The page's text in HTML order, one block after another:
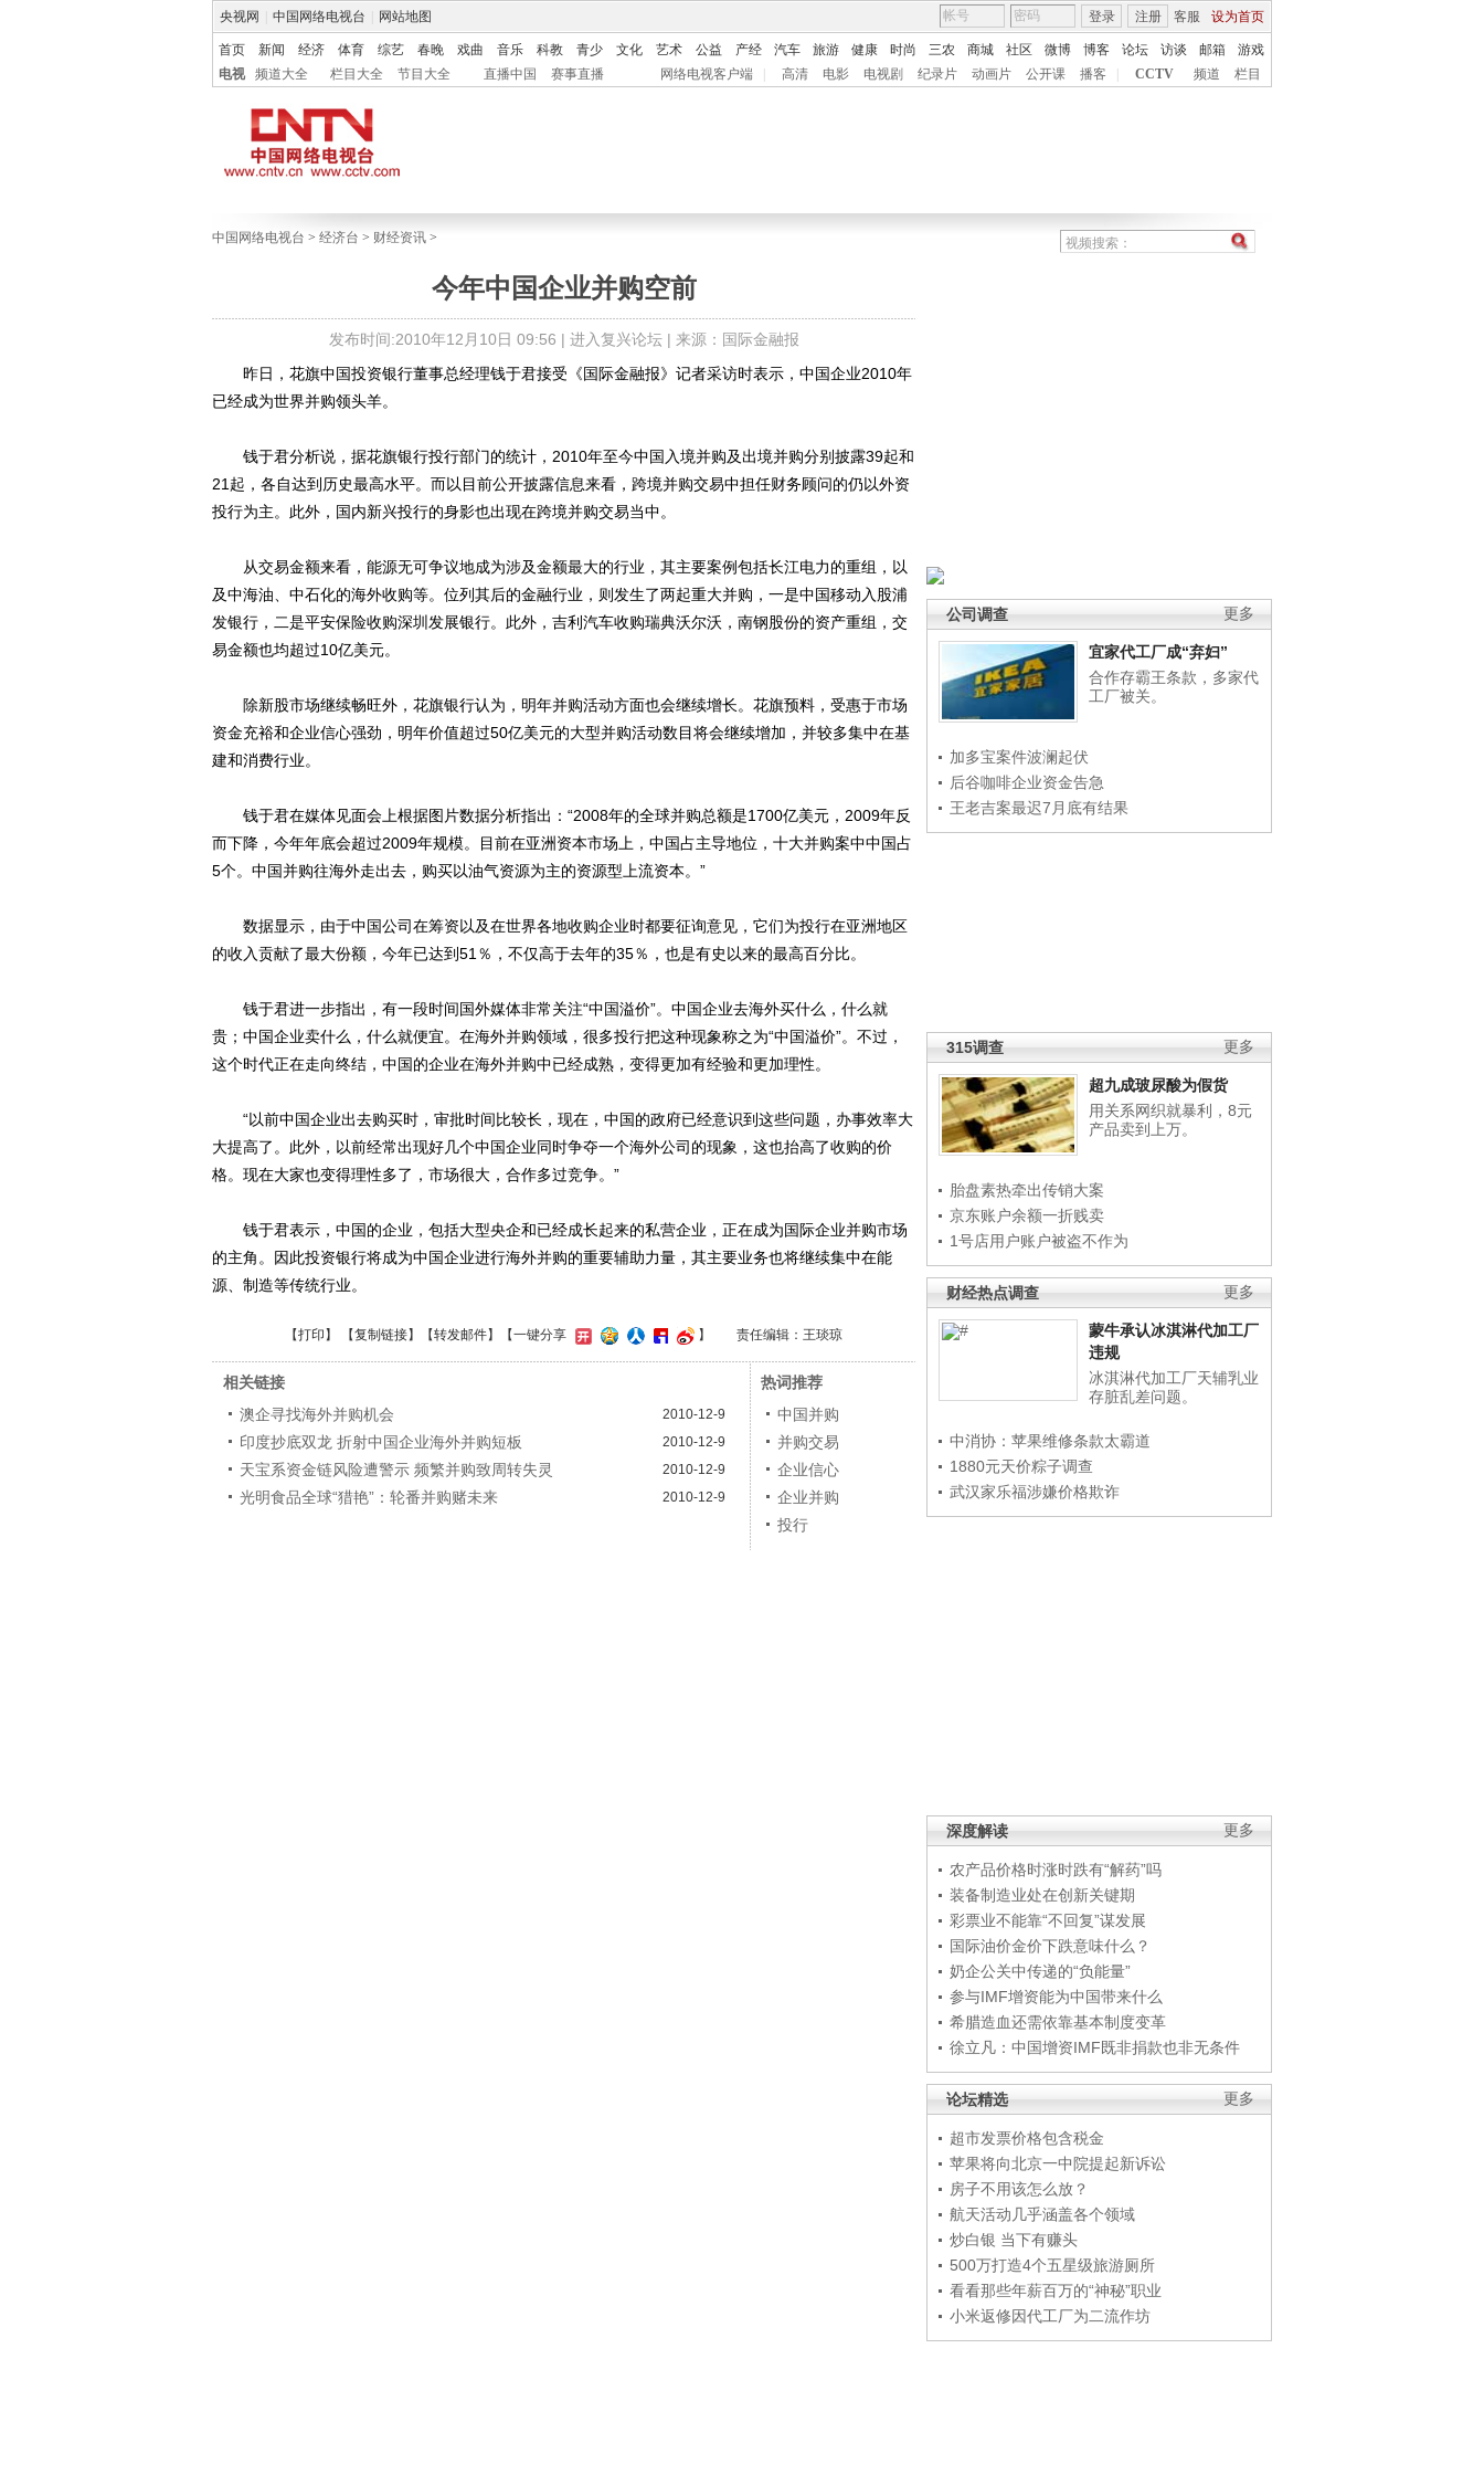
央视网 中国网络电视台 网站地图 客服 设为首页
登录 注册
首页 新闻 经济 体育 综艺 春晚 戏曲 音乐 科教 青少 文化 艺术 公益 产经 汽车 旅游 健康 时尚 三农 商城 社区 微博 博客 论坛 访谈 邮箱
游戏
电视
频道大全 栏目大全 节目大全 直播中国 赛事直播 网络电视客户端 高清 电影 电视剧 纪录片 动画片 公开课 播客 CCTV 频道 栏目
中国网络电视台 > 经济台 > 财经资讯 >
今年中国企业并购空前
发布时间:2010年12月10日 09:56 | 进入复兴论坛| 来源：国际金融报
更多
公司调查
宜家代工厂成“弃妇”
合作存霸王条款，多家代
工厂被关。
加多宝案件波澜起伏
后谷咖啡企业资金告急
王老吉案最迟7月底有结果
更多
315调查
超九成玻尿酸为假货
用关系网织就暴利，8元
产品卖到上万。
胎盘素热牵出传销大案
京东账户余额一折贱卖
1号店用户账户被盗不作为
更多
财经热点调查
蒙牛承认冰淇淋代加工厂
违规
冰淇淋代加工厂天辅乳业
存脏乱差问题。
中消协：苹果维修条款太霸道
1880元天价粽子调查
武汉家乐福涉嫌价格欺诈
更多
深度解读
农产品价格时涨时跌有“解药”吗
装备制造业处在创新关键期
彩票业不能靠“不回复”谋发展
国际油价金价下跌意味什么？
奶企公关中传递的“负能量”
参与IMF增资能为中国带来什么
希腊造血还需依靠基本制度变革
徐立凡：中国增资IMF既非捐款也非无条件
更多
论坛精选
超市发票价格包含税金
苹果将向北京一中院提起新诉讼
房子不用该怎么放？
航天活动几乎涵盖各个领域
炒白银 当下有赚头
500万打造4个五星级旅游厕所
看看那些年薪百万的“神秘”职业
小米返修因代工厂为二流作坊
昨日，花旗中国投资银行董事总经理钱于君接受《国际金融报》记者采访时表示，中国企业2010年
已经成为世界并购领头羊。
钱于君分析说，据花旗银行投行部门的统计，2010年至今中国入境并购及出境并购分别披露39起和
21起，各自达到历史最高水平。而以目前公开披露信息来看，跨境并购交易中担任财务顾问的仍以外资
投行为主。此外，国内新兴投行的身影也出现在跨境并购交易当中。
从交易金额来看，能源无可争议地成为涉及金额最大的行业，其主要案例包括长江电力的重组，以
及中海油、中石化的海外收购等。位列其后的金融行业，则发生了两起重大并购，一是中国移动入股浦
发银行，二是平安保险收购深圳发展银行。此外，吉利汽车收购瑞典沃尔沃，南钢股份的资产重组，交
易金额也均超过10亿美元。
除新股市场继续畅旺外，花旗银行认为，明年并购活动方面也会继续增长。花旗预料，受惠于市场
资金充裕和企业信心强劲，明年价值超过50亿美元的大型并购活动数目将会继续增加，并较多集中在基
建和消费行业。
钱于君在媒体见面会上根据图片数据分析指出：“2008年的全球并购总额是1700亿美元，2009年反
而下降，今年年底会超过2009年规模。目前在亚洲资本市场上，中国占主导地位，十大并购案中中国占
5个。中国并购往海外走出去，购买以油气资源为主的资源型上流资本。”
数据显示，由于中国公司在筹资以及在世界各地收购企业时都要征询意见，它们为投行在亚洲地区
的收入贡献了最大份额，今年已达到51％，不仅高于去年的35％，也是有史以来的最高百分比。
钱于君进一步指出，有一段时间国外媒体非常关注“中国溢价”。中国企业去海外买什么，什么就
贵；中国企业卖什么，什么就便宜。在海外并购领域，很多投行把这种现象称之为“中国溢价”。不过，
这个时代正在走向终结，中国的企业在海外并购中已经成熟，变得更加有经验和更加理性。
“以前中国企业出去购买时，审批时间比较长，现在，中国的政府已经意识到这些问题，办事效率大
大提高了。此外，以前经常出现好几个中国企业同时争夺一个海外公司的现象，这也抬高了收购的价
格。现在大家也变得理性多了，市场很大，合作多过竞争。”
钱于君表示，中国的企业，包括大型央企和已经成长起来的私营企业，正在成为国际企业并购市场
的主角。因此投资银行将成为中国企业进行海外并购的重要辅助力量，其主要业务也将继续集中在能
源、制造等传统行业。
【打印 】 【复制链接】【转发邮件】 【一键分享 】 责任编辑：王琰琼
相关链接
澳企寻找海外并购机会
2010-12-9
印度抄底双龙 折射中国企业海外并购短板 2010-12-9
天宝系资金链风险遭警示 频繁并购致周转失灵 2010-12-9
光明食品全球“猎艳”：轮番并购赌未来 2010-12-9
热词推荐
中国并购
并购交易
企业信心
企业并购
投行